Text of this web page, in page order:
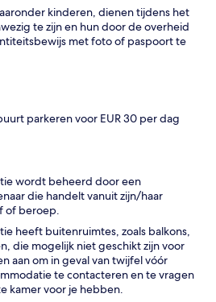
kinderen, dienen tijdens het
te zijn en hun door de overheid
met foto of paspoort te
parkeren voor EUR 30 per dag
wordt beheerd door een
die handelt vanuit zijn/haar
of beroep.
heeft buitenruimtes, zoals balkons,
die mogelijk niet geschikt zijn voor
aan om in geval van twijfel vóór
te contacteren en te vragen
kamer voor je hebben.